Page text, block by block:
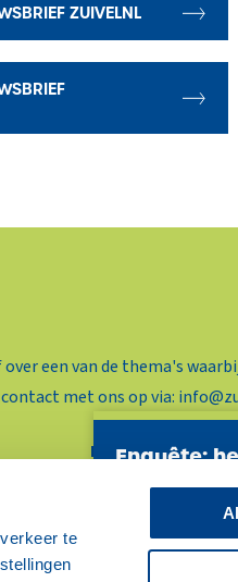
te
Enquête:
website
Uw
maximaal 2
ZUIVELNL
een van de thema's
met ons op via:
Postadres
Postbus 93453